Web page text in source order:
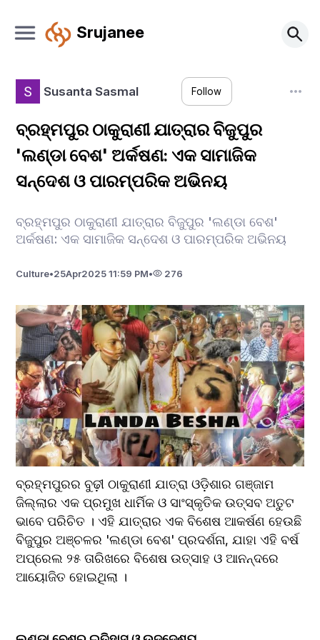
Srujanee
Susanta Sasmal Follow
ବ୍ରହ୍ମପୁର ଠାକୁରାଣୀ ଯାତ୍ରାର ବିଜୁପୁର
'ଲଣ୍ଡା ବେଶ' ଅର୍କଷଣ: ଏକ ସାମାଜିକ
ସନ୍ଦେଶ ଓ ପାରମ୍ପରିକ ଅଭିନୟ
ବ୍ରହ୍ମପୁର ଠାକୁରାଣୀ ଯାତ୍ରାର ବିଜୁପୁର 'ଲଣ୍ଡା ବେଶ'
ଅର୍କଷଣ: ଏକ ସାମାଜିକ ସନ୍ଦେଶ ଓ ପାରମ୍ପରିକ ଅଭିନୟ
Culture•25Apr2025 11:59 PM• 276
ବ୍ରହ୍ମପୁରର ବୁଢ଼ୀ ଠାକୁରାଣୀ ଯାତ୍ରା ଓଡ଼ିଶାର ଗଞ୍ଜାମ
ଜିଲ୍ଲାର ଏକ ପ୍ରମୁଖ ଧାର୍ମିକ ଓ ସାଂସ୍କୃତିକ ଉତ୍ସବ ଅତୁଟ
ଭାବେ ପରିଚିତ । ଏହି ଯାତ୍ରାର ଏକ ବିଶେଷ ଆକର୍ଷଣ ହେଉଛି
ବିଜୁପୁର ଅଞ୍ଚଳର 'ଲଣ୍ଡା ବେଶ' ପ୍ରଦର୍ଶନା, ଯାହା ଏହି ବର୍ଷ
ଅପ୍ରେଲ ୨୫ ତାରିଖରେ ବିଶେଷ ଉତ୍ସାହ ଓ ଆନନ୍ଦରେ
ଆୟୋଜିତ ହୋଇଥିଲା ।